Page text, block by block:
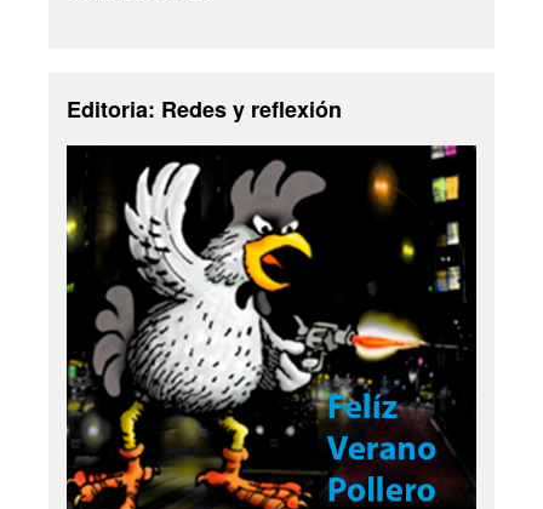
Editoria: Redes y reflexión